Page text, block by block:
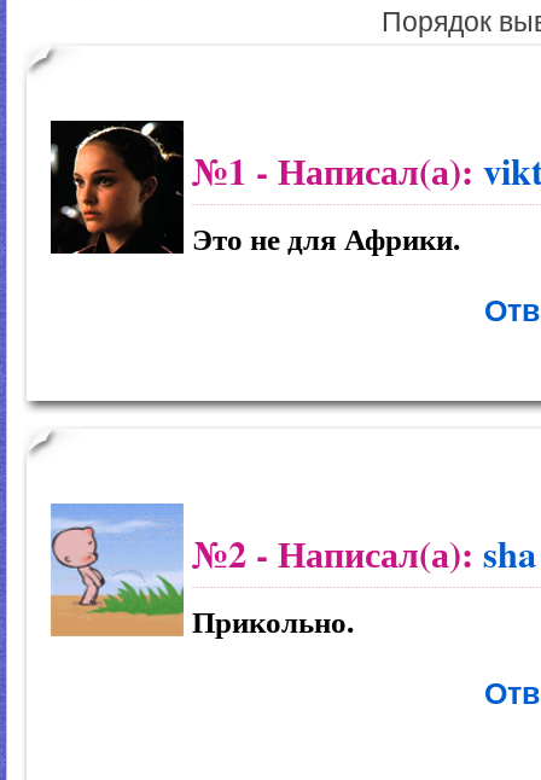
Порядок
№1 - Написал(а):
Это не для Африки.
№2 - Написал(а): sha
Прикольно.